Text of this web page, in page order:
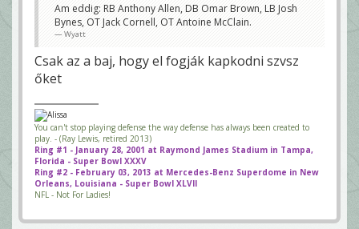
Am eddig: RB Anthony Allen, DB Omar Brown, LB Josh
Bynes, OT Jack Cornell, OT Antoine McClain.
Wyatt
Csak az a baj, hogy el fogják kapkodni szvsz
őket
You can't stop playing defense the way defense has always been created to
play. - (Ray Lewis, retired 2013)
Ring #1 - January 28, 2001 at Raymond James Stadium in Tampa,
Florida - Super Bowl XXXV
Ring #2 - February 03, 2013 at Mercedes-Benz Superdome in New
Orleans, Louisiana - Super Bowl XLVII
NFL - Not For Ladies!